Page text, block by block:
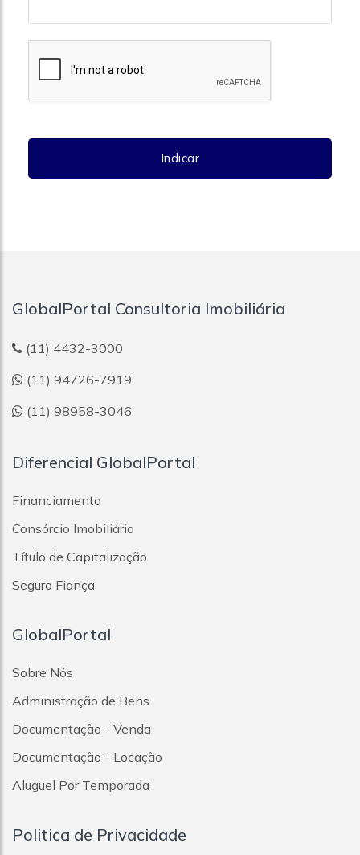
Indicar
GlobalPortal Consultoria Imobiliária
(11) 4432-3000
(11) 94726-7919
(11) 98958-3046
Diferencial GlobalPortal
Financiamento
Consórcio Imobiliário
Título de Capitalização
Seguro Fiança
GlobalPortal
Sobre Nós
Administração de Bens
Documentação - Venda
Documentação - Locação
Aluguel Por Temporada
Politica de Privacidade